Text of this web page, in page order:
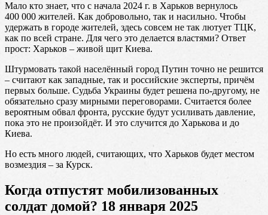
Мало кто знает, что с начала 2024 г. в Харьков вернулось
400 000 жителей. Как добровольно, так и насильно. Чтобы
удержать в городе жителей, здесь совсем не так лютует ТЦК,
как по всей стране. Для чего это делается властями? Ответ
прост: Харьков – живой щит Киева.
Штурмовать такой населённый город Путин точно не решится
– считают как западные, так и российские эксперты, причём
первых больше. Судьба Украины будет решена по-другому, не
обязательно сразу мирными переговорами. Считается более
вероятным обвал фронта, русские будут усиливать давление,
пока это не произойдёт. И это случится до Харькова и до
Киева.
Но есть много людей, считающих, что Харьков будет местом
возмездия – за Курск.
Когда отпустят мобилизованных
солдат домой? 18 января 2025